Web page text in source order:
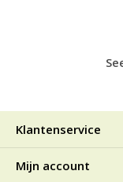
Klantenservice
Mijn account